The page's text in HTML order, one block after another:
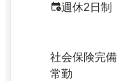
週休2日制
社会保険完備
常勤